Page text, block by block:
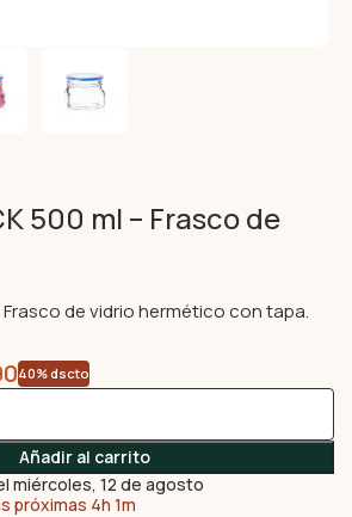
500 ml – Frasco de
de vidrio hermético con tapa.
40% dscto
Añadir al carrito
miércoles, 12 de agosto
próximas 4h 1m